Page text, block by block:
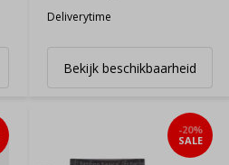
Deliverytime
Bekijk beschikbaarheid
-20%
SALE